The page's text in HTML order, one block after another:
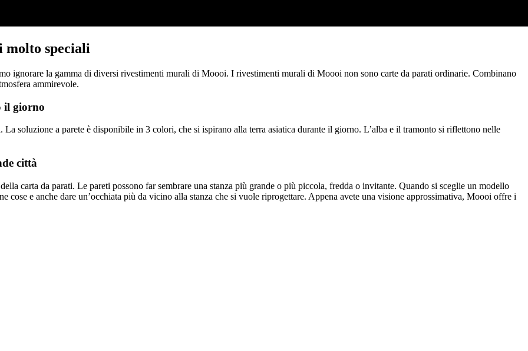
speciali
ignorare la gamma di diversi rivestimenti murali di Moooi. I rivestimenti murali di Moooi non sono carte da parati ordinarie. Combinano
ammirevole.
il giorno
soluzione a parete è disponibile in 3 colori, che si ispirano alla terra asiatica durante il giorno. L’alba e il tramonto si riflettono nelle
città
carta da parati. Le pareti possono far sembrare una stanza più grande o più piccola, fredda o invitante. Quando si sceglie un modello
cose e anche dare un’occhiata più da vicino alla stanza che si vuole riprogettare. Appena avete una visione approssimativa, Moooi offre i